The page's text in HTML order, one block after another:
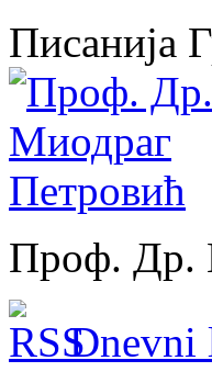
Писанија
Проф. Др.
Dnevni